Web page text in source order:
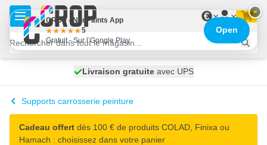
Aller au contenu
€
expédié aujourd'hui
Livraison gratuiteavec UPS
100 jours
Supports carrosserie peinture
Cadeau offert dès 100 € de produits COLAD, Finixa ou
Hamach : choisissez dans votre panier
×
CROP - NonPaints App
5
Gratuit - Sur l’Google Play
Open